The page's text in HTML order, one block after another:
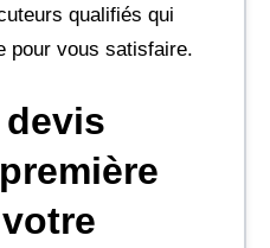
qualifiés qui
pour vous satisfaire.